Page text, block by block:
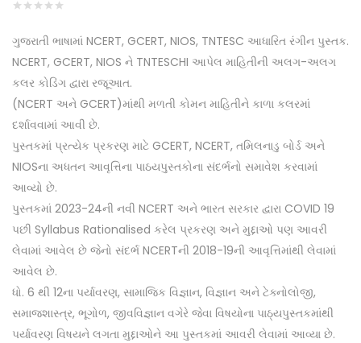
ગુજરાતી ભાષામાં NCERT, GCERT, NIOS, TNTESC આધારિત રંગીન પુસ્તક.
NCERT, GCERT, NIOS ને TNTESCHI આપેલ માહિતીની અલગ-અલગ
કલર કોડિંગ દ્વારા રજૂઆત.
(NCERT અને GCERT)માંથી મળતી કોમન માહિતીને કાળા કલરમાં
દર્શાવવામાં આવી છે.
પુસ્તકમાં પ્રત્યેક પ્રકરણ માટે GCERT, NCERT, તમિલનાડુ બોર્ડ અને
NIOSના અધતન આવૃત્તિના પાઠયપુસ્તકોના સંદર્ભનો સમાવેશ કરવામાં
આવ્યો છે.
પુસ્તકમાં 2023-24ની નવી NCERT અને ભારત સરકાર દ્વારા COVID 19
પછી Syllabus Rationalised કરેલ પ્રકરણ અને મુદ્દાઓ પણ આવરી
લેવામાં આવેલ છે જેનો સંદર્ભ NCERTની 2018-19ની આવૃત્તિમાંથી લેવામાં
આવેલ છે.
ધો. 6 થી 12ના પર્યાવરણ, સામાજિક વિજ્ઞાન, વિજ્ઞાન અને ટેક્નોલોજી,
સમાજશાસ્ત્ર, ભૂગોળ, જીવવિજ્ઞાન વગેરે જેવા વિષયોના પાઠ્યપુસ્તકમાંથી
પર્યાવરણ વિષયને લગતા મુદ્દાઓને આ પુસ્તકમાં આવરી લેવામાં આવ્યા છે.